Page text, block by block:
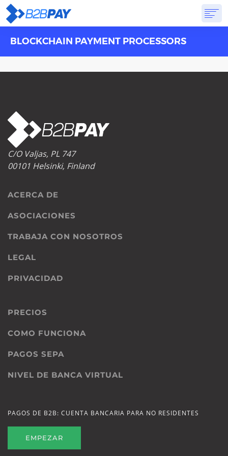
ACERCA DESOLUCIONES BANCA VIRTUALPRICING
BLOCKCHAIN PAYMENT PROCESSORS
C/O Valjas, PL 747
00101 Helsinki, Finland
ACERCA DE
ASOCIACIONES
TRABAJA CON NOSOTROS
LEGAL
PRIVACIDAD
PRECIOS
COMO FUNCIONA
PAGOS SEPA
NIVEL DE BANCA VIRTUAL
PAGOS DE B2B: CUENTA BANCARIA PARA NO RESIDENTES
EMPEZAR